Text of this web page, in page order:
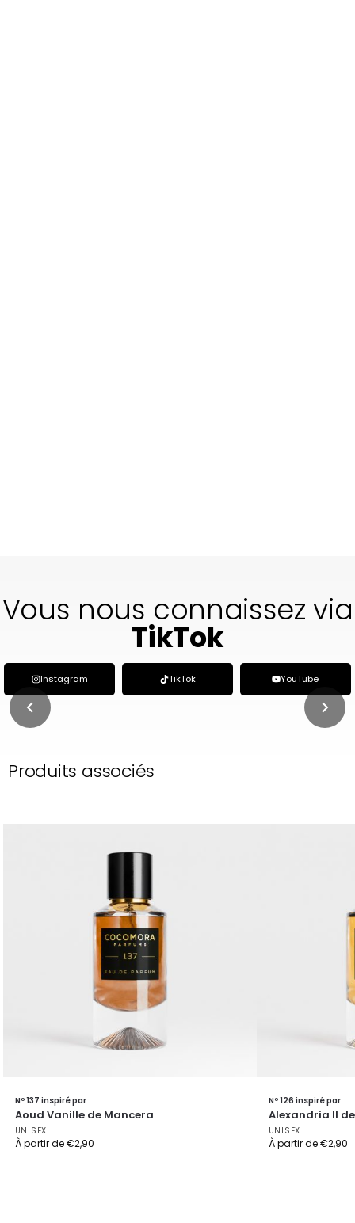
Vous nous connaissez via
TikTok
Instagram TikTok YouTube
Produits associés
Nº 137 inspiré par
Aoud Vanille de Mancera
UNISEX
À partir de€2,90
Nº 126 inspiré par
Alexandria II
UNISEX
À partir de€2,90